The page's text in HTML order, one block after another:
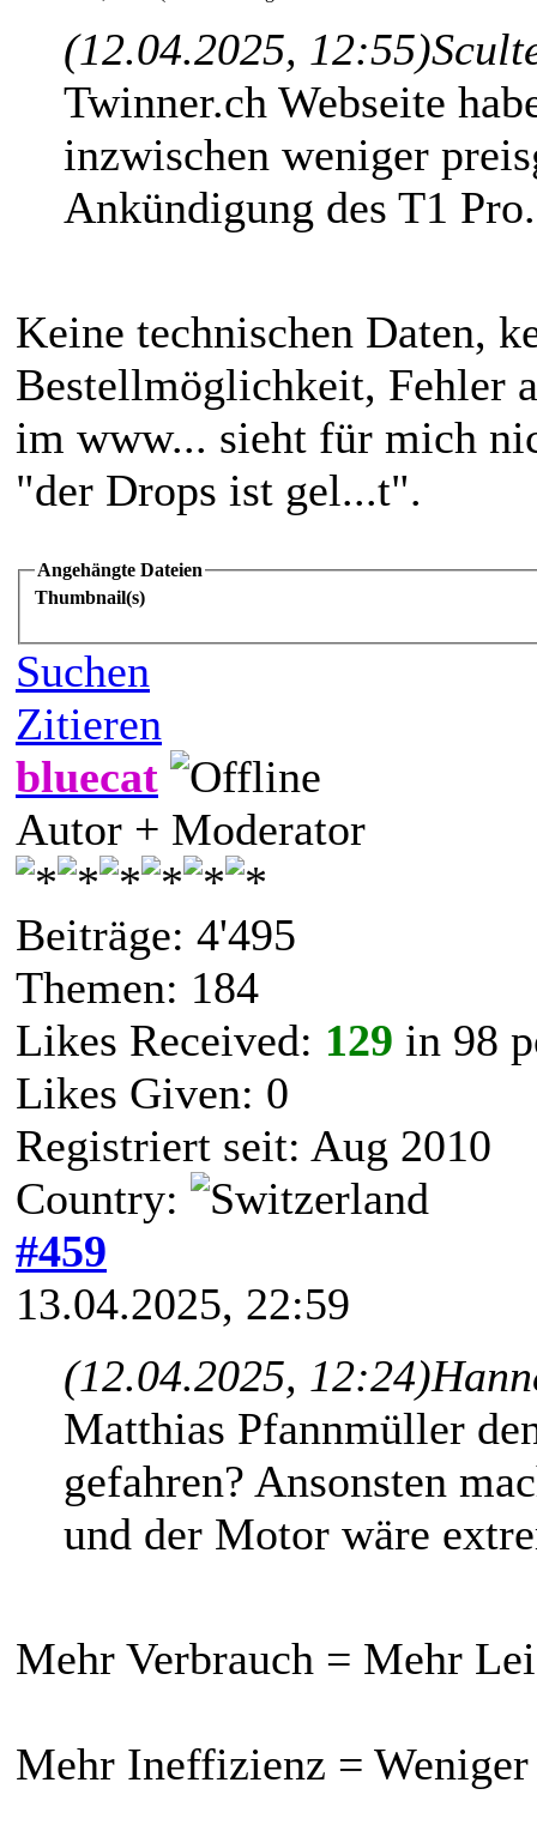
(12.04.2025, 12:55)
Twinner.ch Webseite
inzwischen weniger
Ankündigung des T1 Pro.
Keine technischen Daten,
Bestellmöglichkeit, Fehler
im www... sieht für mich
"der Drops ist gel...t".
Angehängte Dateien
Thumbnail(s)
Suchen
Zitieren
bluecat
Autor + Moderator
Beiträge: 4'495
Themen: 184
Likes Received: 129 in 98
Likes Given: 0
Registriert seit: Aug 2010
Country:
#459
13.04.2025, 22:59
(12.04.2025, 12:24)
Matthias Pfannmüller
gefahren? Ansonsten
und der Motor wäre
Mehr Verbrauch = Mehr
Mehr Ineffizienz = Weniger